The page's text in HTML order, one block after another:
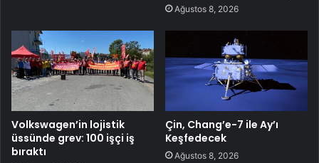
Ağustos 8, 2026
Volkswagen’in lojistik
üssünde grev: 100 işçi iş
bıraktı
Çin, Chang’e-7 ile Ay’ı
Keşfedecek
Ağustos 8, 2026